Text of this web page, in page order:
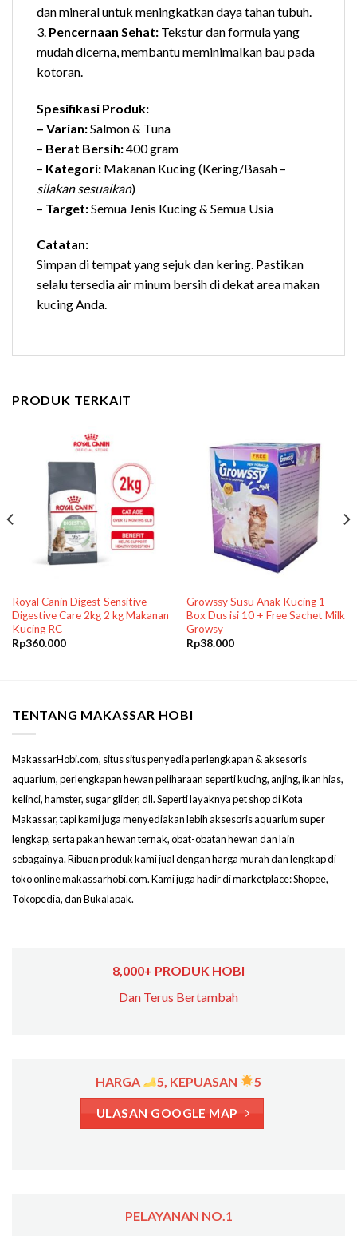
dan mineral untuk meningkatkan daya tahan tubuh.
3. Pencernaan Sehat: Tekstur dan formula yang
mudah dicerna, membantu meminimalkan bau pada
kotoran.
Spesifikasi Produk:
– Varian:Salmon & Tuna
– Berat Bersih:400 gram
– Kategori: Makanan Kucing (Kering/Basah –
silakan sesuaikan)
– Target:Semua Jenis Kucing & Semua Usia
Catatan:
Simpan di tempat yang sejuk dan kering. Pastikan
selalu tersedia air minum bersih di dekat area makan
kucing Anda.
PRODUK TERKAIT
Royal Canin Digest Sensitive
Digestive Care 2kg 2 kg Makanan
Kucing RC
Rp360.000
Growssy Susu Anak Kucing 1
Box Dus isi 10 + Free Sachet Milk
Growsy
Rp38.000
TENTANG MAKASSAR HOBI
MakassarHobi.com, situs situs penyedia perlengkapan & aksesoris
aquarium, perlengkapan hewan peliharaan seperti kucing, anjing, ikan hias,
kelinci, hamster, sugar glider, dll. Seperti layaknya pet shop di Kota
Makassar, tapi kami juga menyediakan lebih aksesoris aquarium super
lengkap, serta pakan hewan ternak, obat-obatan hewan dan lain
sebagainya. Ribuan produk kami jual dengan harga murah dan lengkap di
toko online makassarhobi.com. Kami juga hadir di marketplace: Shopee,
Tokopedia, dan Bukalapak.
8,000+ PRODUK HOBI
Dan Terus Bertambah
HARGA 5, KEPUASAN 5
ULASAN GOOGLE MAP
PELAYANAN NO.1